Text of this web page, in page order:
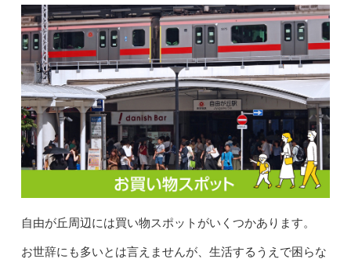
自由が丘周辺には買い物スポットがいくつかあります。
お世辞にも多いとは言えませんが、生活するうえで困らな